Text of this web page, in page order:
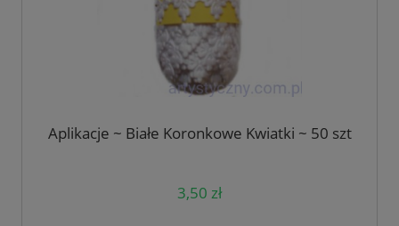
Aplikacje ~ Białe Koronkowe Kwiatki ~ 50 szt
3,50 zł